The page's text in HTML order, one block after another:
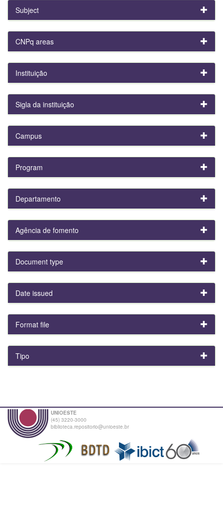
Subject
CNPq areas
Instituição
Sigla da instituição
Campus
Program
Departamento
Agência de fomento
Document type
Date issued
Format file
Tipo
UNIOESTE
(45) 3220-3000
biblioteca.repositorio@unioeste.br